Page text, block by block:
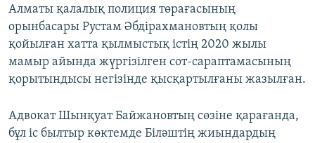
Алматы қалалық полиция төрағасының
орынбасары Рустам Әбдірахмановтың қолы
қойылған хатта қылмыстық істің 2020 жылы
мамыр айында жүргізілген сот-сараптамасының
қорытындысы негізінде қысқартылғаны жазылған.
Адвокат Шынқуат Байжановтың сөзіне қарағанда,
бұл іс былтыр көктемде Біләштің жиындардың